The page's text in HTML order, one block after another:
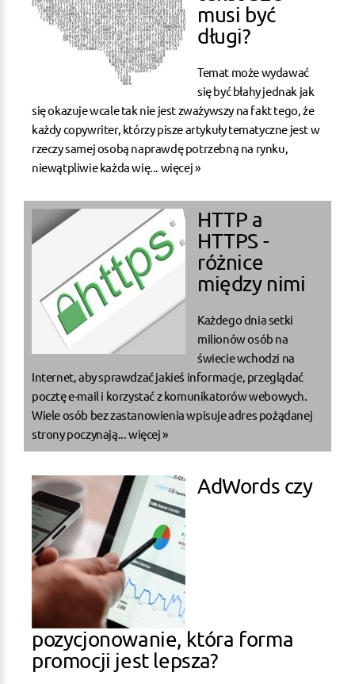
musi być
długi?
Temat może wydawać
się być błahy jednak jak
się okazuje wcale tak nie jest zważywszy na fakt tego, że
każdy copywriter, którzy pisze artykuły tematyczne jest w
rzeczy samej osobą naprawdę potrzebną na rynku,
niewątpliwie każda wię... więcej »
HTTP a
HTTPS -
różnice
między nimi
Każdego dnia setki
milionów osób na
świecie wchodzi na
Internet, aby sprawdzać jakieś informacje, przeglądać
pocztę e-mail i korzystać z komunikatorów webowych.
Wiele osób bez zastanowienia wpisuje adres pożądanej
strony poczynają... więcej »
AdWords czy
pozycjonowanie, która forma
promocji jest lepsza?